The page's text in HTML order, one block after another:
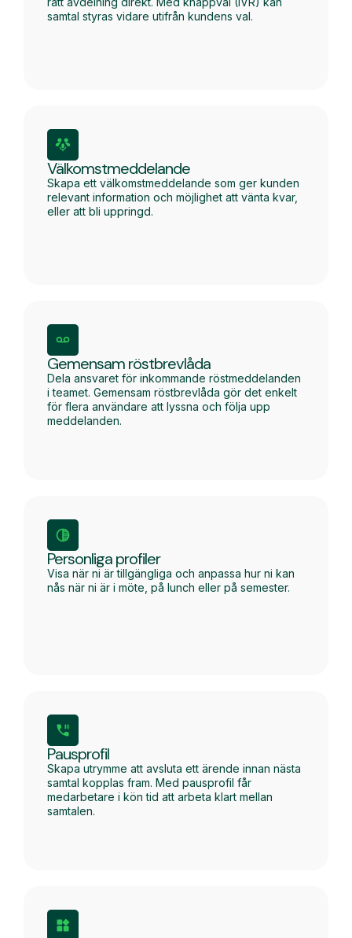
samtal styras vidare utifrån kundens val.
Välkomstmeddelande
Skapa ett välkomstmeddelande som ger kunden
relevant information och möjlighet att vänta kvar,
eller att bli uppringd.
Gemensam röstbrevlåda
Dela ansvaret för inkommande röstmeddelanden
i teamet. Gemensam röstbrevlåda gör det enkelt
för flera användare att lyssna och följa upp
meddelanden.
Personliga profiler
Visa när ni är tillgängliga och anpassa hur ni kan
nås när ni är i möte, på lunch eller på semester.
Pausprofil
Skapa utrymme att avsluta ett ärende innan nästa
samtal kopplas fram. Med pausprofil får
medarbetare i kön tid att arbeta klart mellan
samtalen.